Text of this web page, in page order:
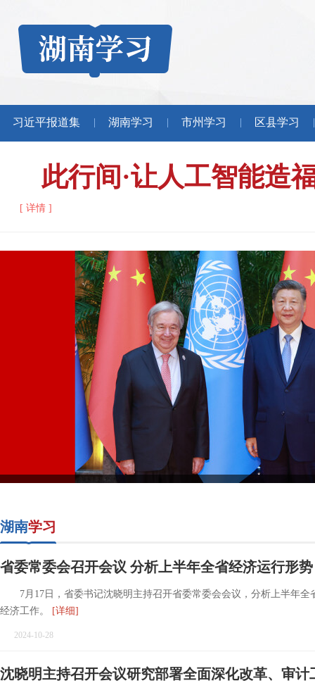
习近平报道集 湖南学习 市州学习 区县学习
此行间·让人工智能造
[ 详情 ]
湖南学习
省委常委会召开会议 分析上半年全省经济运行形
7月17日，省委书记沈晓明主持召开省委常委会会议，分析上半年
经济工作。
[详细]
2024-10-28
沈晓明主持召开会议研究部署全面深化改革、审计